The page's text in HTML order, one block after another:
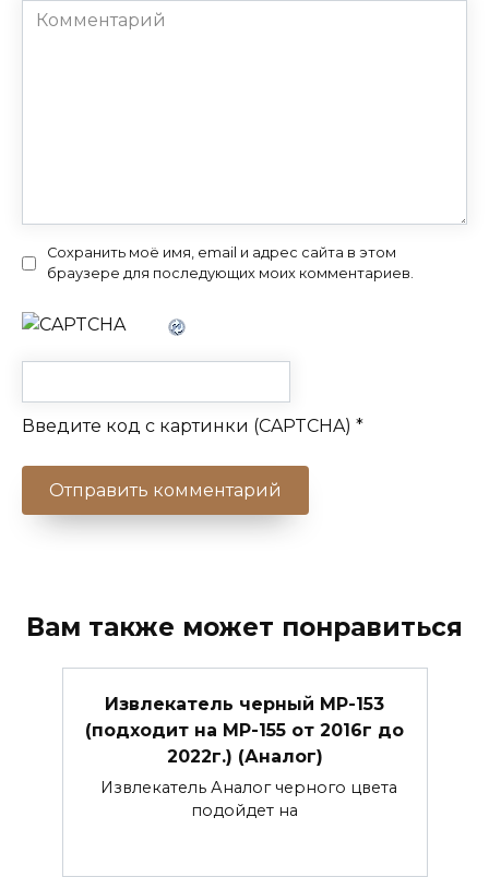
Комментарий
Сохранить моё имя, email и адрес сайта в этом
браузере для последующих моих комментариев.
Введите код с картинки (CAPTCHA) *
Вам также может понравиться
Извлекатель черный МР-153
(подходит на МР-155 от 2016г до
2022г.) (Аналог)
Извлекатель Аналог черного цвета
подойдет на